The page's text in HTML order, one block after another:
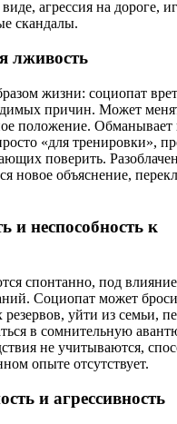
агрессия на дороге,
скандалы.
лживость
жизни: социопат
причин. Может
положение. Обманывает
«для тренировки»,
поверить.
новое объяснение,
и неспособность к
спонтанно, под
Социопат может
уйти из семьи,
в сомнительную
не учитываются,
опыте отсутствует.
и агрессивность